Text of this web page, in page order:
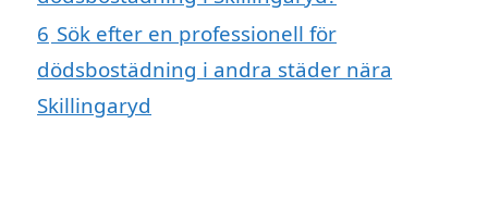
6 Sök efter en professionell för
dödsbostädning i andra städer nära
Skillingaryd